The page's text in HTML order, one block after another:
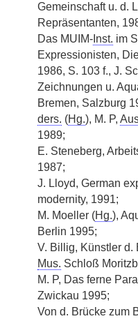
Gemeinschaft u. d.
Repräsentanten,
Das MUIM- Inst. im
Expressionisten,
1986, S. 103 f., J.
Zeichnungen u.
Bremen, Salzburg
ders. (Hg.), M. P,
1989;
E. Steneberg,
1987;
J. Lloyd, German
modernity, 1991;
M. Moeller (Hg.),
Berlin 1995;
V. Billig, Künstler d.
Mus. Schloß
M. P, Das ferne
Zwickau 1995;
Von d. Brücke zum